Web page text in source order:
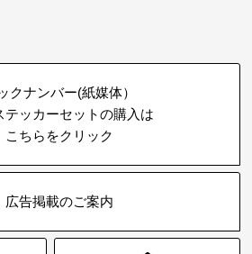
クナンバー(紙媒体）
テッカーセットの購入は
こちらをクリック
広告掲載のご案内